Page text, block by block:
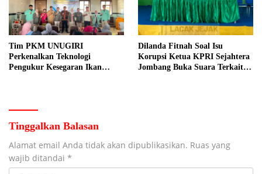
Tim PKM UNUGIRI
Perkenalkan Teknologi
Pengukur Kesegaran Ikan
Dilanda Fitnah Soal Isu
Korupsi Ketua KPRI Sejahtera
Jombang Buka Suara Terkait
Tinggalkan Balasan
Alamat email Anda tidak akan dipublikasikan. Ruas yang
wajib ditandai *